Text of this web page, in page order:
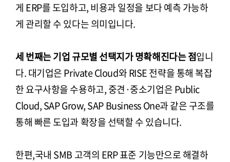
게 ERP를 도입하고, 비용과 일정을 보다 예측 가능하
게 관리할 수 있다는 의미입니다.
세 번째는 기업 규모별 선택지가 명확해진다는 점입니
다. 대기업은 Private Cloud와 RISE 전략을 통해 복잡
한 요구사항을 수용하고, 중견·중소기업은 Public
Cloud, SAP Grow, SAP Business One과 같은 구조를
통해 빠른 도입과 확장을 선택할 수 있습니다.
한편,국내 SMB 고객의 ERP 표준 기능만으로 해결하